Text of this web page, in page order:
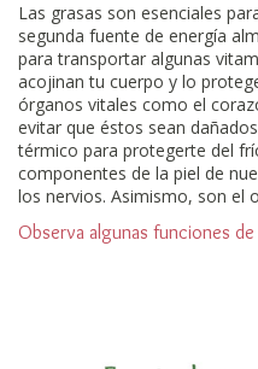
Las grasas son esenciales
segunda fuente de energía
para transportar algunas
acojinan tu cuerpo y lo
órganos vitales como el
evitar que éstos sean
térmico para protegerte del
componentes de la piel de
los nervios. Asimismo, son el
Observa algunas funciones